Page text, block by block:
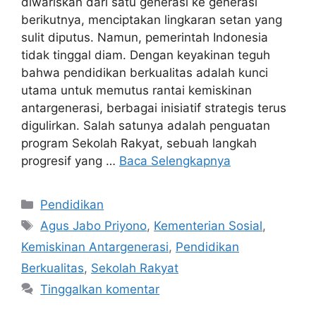
berikutnya, menciptakan lingkaran setan yang
sulit diputus. Namun, pemerintah Indonesia
tidak tinggal diam. Dengan keyakinan teguh
bahwa pendidikan berkualitas adalah kunci
utama untuk memutus rantai kemiskinan
antargenerasi, berbagai inisiatif strategis terus
digulirkan. Salah satunya adalah penguatan
program Sekolah Rakyat, sebuah langkah
progresif yang … Baca Selengkapnya
Kategori
Pendidikan
Tag
Agus Jabo Priyono, Kementerian Sosial,
Kemiskinan Antargenerasi, Pendidikan
Berkualitas, Sekolah Rakyat
Tinggalkan komentar